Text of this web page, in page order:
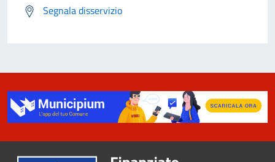
Segnala disservizio